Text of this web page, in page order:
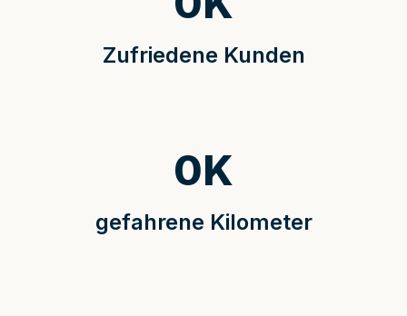
Zufriedene Kunden
gefahrene Kilometer
0K